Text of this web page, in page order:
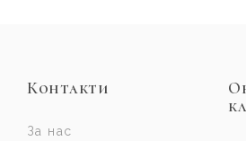
Контакти
За нас